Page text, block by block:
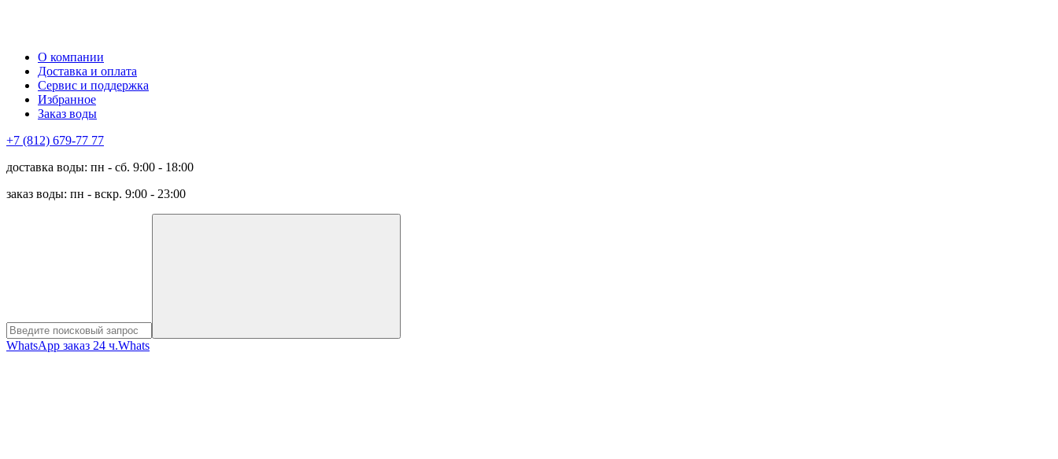
О компании
Доставка и оплата
Сервис и поддержка
Избранное
Заказ воды
+7 (812) 679-77 77
доставка воды: пн - сб. 9:00 - 18:00
заказ воды: пн - вскр. 9:00 - 23:00
WhatsApp заказ 24 ч.Whats